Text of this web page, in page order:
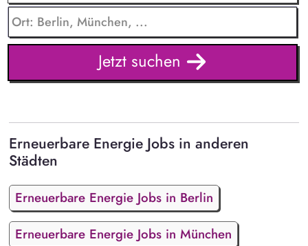
Jetzt suchen
Erneuerbare Energie Jobs in anderen
Städten
Erneuerbare Energie Jobs in Berlin
Erneuerbare Energie Jobs in München